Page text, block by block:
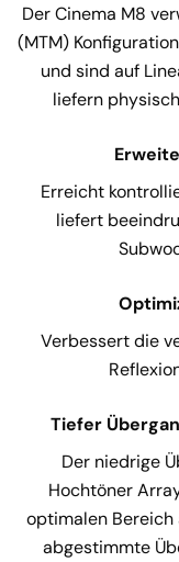
Der Cinema M8
(MTM)
und sind auf
liefern
Erreicht
liefert
Verbessert die
Tiefer
Der niedrige
Hochtöner
optimalen Bereich
abgestimmte